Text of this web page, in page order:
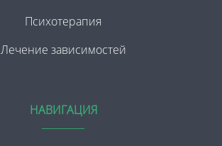
Психотерапия
Лечение зависимостей
НАВИГАЦИЯ